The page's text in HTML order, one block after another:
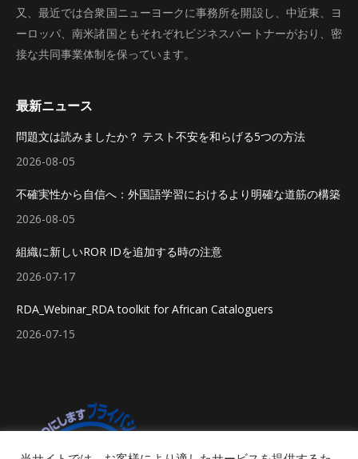
又、最近では合衆国ニューヨークに事務所を開設し、中近東、ヨ
ーロッパ、南米諸国ともそれぞれビジネスパートナーがおり、密
接な共同事業体制を保っています。
最新ニュース
問題文は読みましたか？ テスト不安を和らげる5つの方法
2026-08-05
不確実性から自信へ：外国語学習におけるより明確な道筋の構築
2026-08-05
組織に新しいROR IDを追加する時の注意
2026-07-17
RDA_Webinar_RDA toolkit for African Cataloguers
2026-07-15